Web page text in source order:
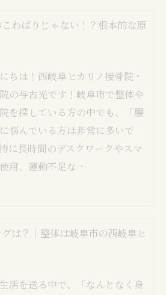
わばりじゃない！？根本的な原
ちは！西岐阜ヒカリノ接骨院・
の与古光です！岐阜市で整体や
を探している方の中でも、「腰
悩んでいる方は非常に多いで
に長時間のデスクワークやスマ
用、運動不足な…
は？｜整体は岐阜市の西岐阜ヒ
活を送る中で、「なんとなく身